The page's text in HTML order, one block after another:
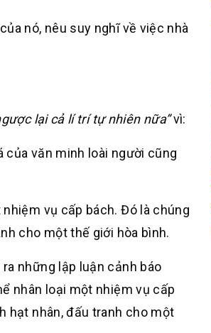
nó, nêu suy nghĩ về việc nhà
lại cả lí trí tự nhiên nữa”vì:
của văn minh loài người cũng
vụ cấp bách. Đó là chúng
cho một thế giới hòa bình.
những lập luận cảnh báo
nhân loại một nhiệm vụ cấp
hạt nhân, đấu tranh cho một